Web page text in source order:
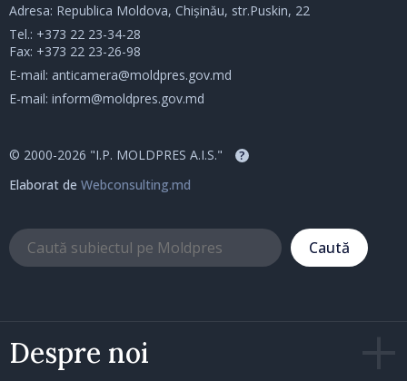
Despre noi
Adresa: Republica Moldova, Chișinău, str.Puskin, 22
Tel.: +373 22 23-34-28
Fax: +373 22 23-26-98
E-mail: anticamera@moldpres.gov.md
E-mail: inform@moldpres.gov.md
© 2000-2026 "I.P. MOLDPRES A.I.S." ?
Elaborat de Webconsulting.md
Caută